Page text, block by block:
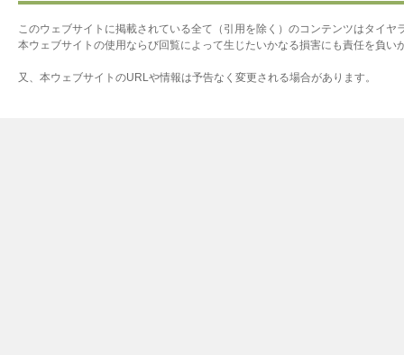
このウェブサイトに掲載されている全て（引用を除く）のコンテンツはタイヤ
本ウェブサイトの使用ならび回覧によって生じたいかなる損害にも責任を負い
又、本ウェブサイトのURLや情報は予告なく変更される場合があります。